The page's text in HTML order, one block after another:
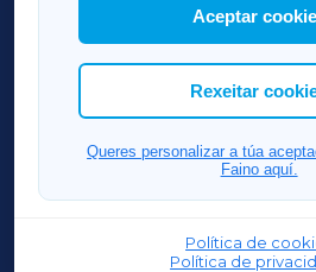
Así mesmo, podes
cookies que desexas permitir.
Aceptar
Rexeitar
Queres personalizar a túa
Faino aquí.
Política de
Política de
ACORUÑAXA
FERROLXA